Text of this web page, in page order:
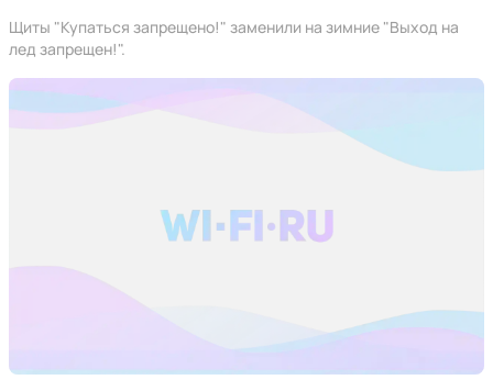
Щиты "Купаться запрещено!" заменили на зимние "Выход на
лед запрещен!".